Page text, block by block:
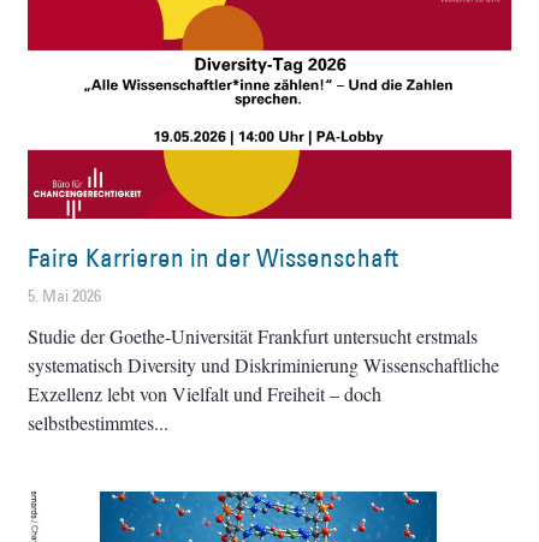
Faire Karrieren in der Wissenschaft
5. Mai 2026
Studie der Goethe-Universität Frankfurt untersucht erstmals
systematisch Diversity und Diskriminierung Wissenschaftliche
Exzellenz lebt von Vielfalt und Freiheit – doch
selbstbestimmtes